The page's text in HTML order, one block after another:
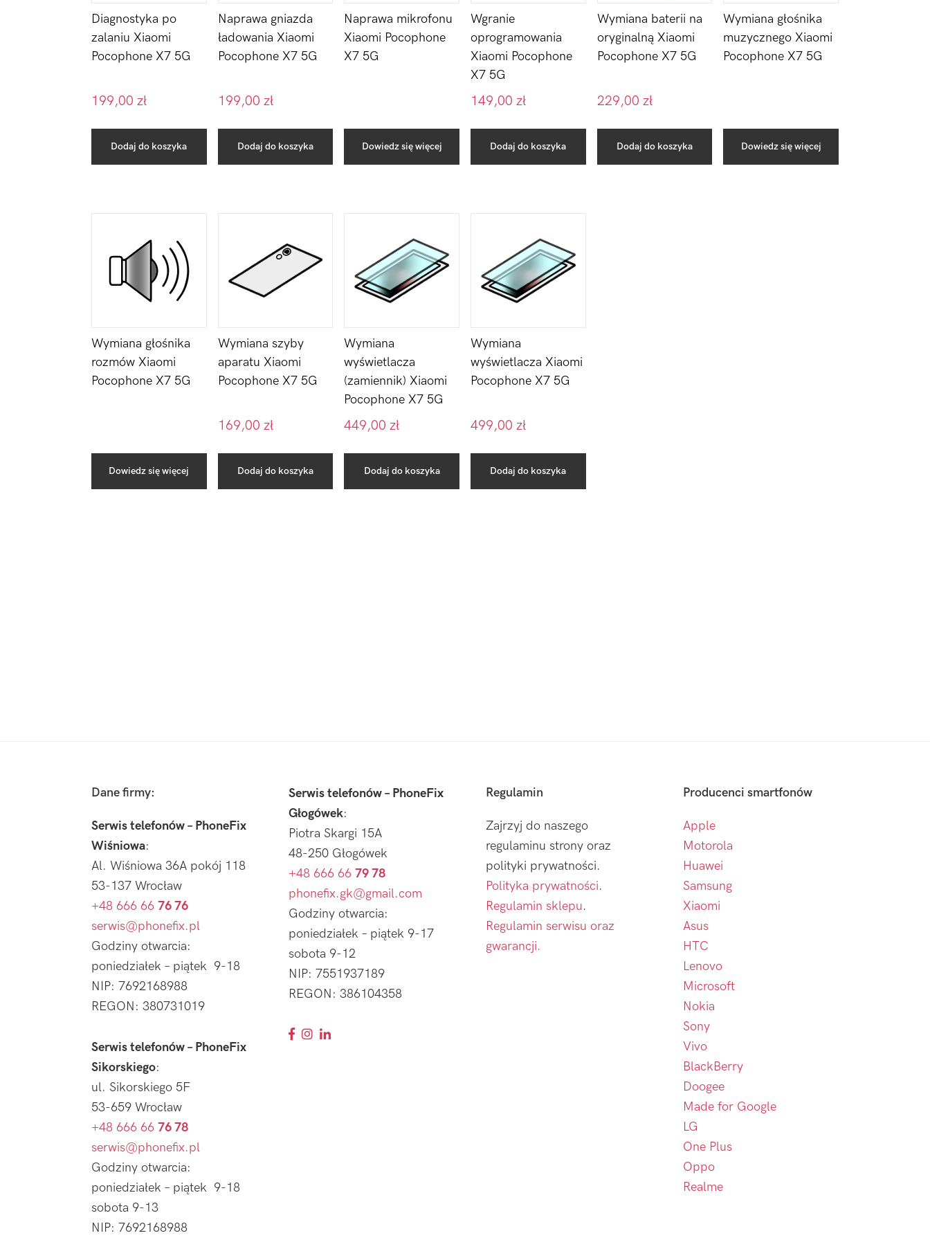
Diagnostyka po
zalaniu Xiaomi
Pocophone X7 5G
199,00 zł
Dodaj do koszyka
Naprawa gniazda
ładowania Xiaomi
Pocophone X7 5G
199,00 zł
Dodaj do koszyka
Naprawa mikrofonu
Xiaomi Pocophone
X7 5G
Dowiedz się więcej
Wgranie
oprogramowania
Xiaomi Pocophone
X7 5G
149,00 zł
Dodaj do koszyka
Wymiana baterii na
oryginalną Xiaomi
Pocophone X7 5G
229,00 zł
Dodaj do koszyka
Wymiana głośnika
muzycznego Xiaomi
Pocophone X7 5G
Dowiedz się więcej
Wymiana głośnika
rozmów Xiaomi
Pocophone X7 5G
Dowiedz się więcej
Wymiana szyby
aparatu Xiaomi
Pocophone X7 5G
169,00 zł
Dodaj do koszyka
Wymiana
wyświetlacza
(zamiennik) Xiaomi
Pocophone X7 5G
449,00zł
Dodaj do koszyka
Wymiana
wyświetlacza Xiaomi
Pocophone X7 5G
499,00 zł
Dodaj do koszyka
Dane firmy:
Serwis telefonów – PhoneFix
Wiśniowa:
Al. Wiśniowa 36A pokój 118
53-137 Wrocław
+48 666 66 76 76
serwis@phonefix.pl
Godziny otwarcia:
poniedziałek – piątek 9-18
NIP: 7692168988
REGON: 380731019
Serwis telefonów – PhoneFix
Sikorskiego:
ul. Sikorskiego 5F
53-659 Wrocław
+48 666 66 76 78
serwis@phonefix.pl
Godziny otwarcia:
poniedziałek – piątek 9-18
sobota 9-13
NIP: 7692168988
Serwis telefonów – PhoneFix
Głogówek:
Piotra Skargi 15A
48-250 Głogówek
+48 666 66 79 78
phonefix.gk@gmail.com
Godziny otwarcia:
poniedziałek – piątek 9-17
sobota 9-12
NIP: 7551937189
REGON: 386104358
Regulamin
Zajrzyj do naszego
regulaminu strony oraz
polityki prywatności.
Polityka prywatności.
Regulamin sklepu.
Regulamin serwisu oraz
gwarancji.
Producenci smartfonów
Apple
Motorola
Huawei
Samsung
Xiaomi
Asus
HTC
Lenovo
Microsoft
Nokia
Sony
Vivo
BlackBerry
Doogee
Made for Google
LG
One Plus
Oppo
Realme